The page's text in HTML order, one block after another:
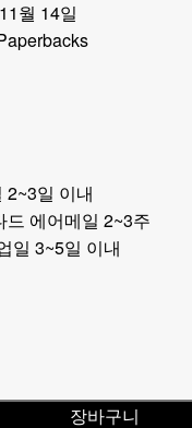
월 14일
2~3일 이내
에어메일 2~3주
일 3~5일 이내
장바구니